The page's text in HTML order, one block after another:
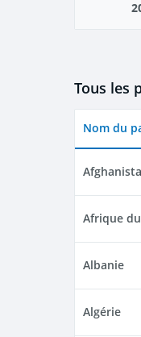
Tous les
Nom du
Afrique
Albanie
Algérie